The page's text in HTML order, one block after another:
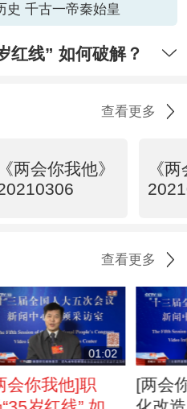
史 千古一帝秦始皇
红线” 如何破解？
查看更多
《两会你我他》
《
查看更多
01:02
会你我他]职
[两会